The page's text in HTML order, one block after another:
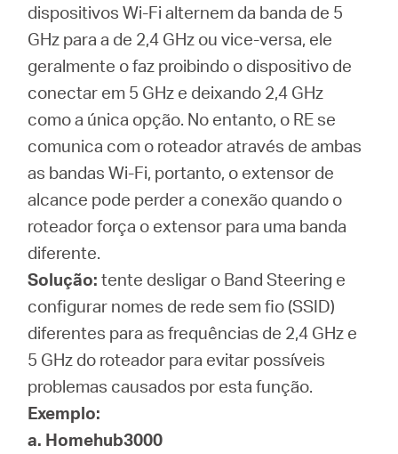
dispositivos Wi-Fi alternem da banda de 5
GHz para a de 2,4 GHz ou vice-versa, ele
geralmente o faz proibindo o dispositivo de
conectar em 5 GHz e deixando 2,4 GHz
como a única opção. No entanto, o RE se
comunica com o roteador através de ambas
as bandas Wi-Fi, portanto, o extensor de
alcance pode perder a conexão quando o
roteador força o extensor para uma banda
diferente.
Solução: tente desligar o Band Steering e
configurar nomes de rede sem fio (SSID)
diferentes para as frequências de 2,4 GHz e
5 GHz do roteador para evitar possíveis
problemas causados por esta função.
Exemplo:
a. Homehub3000